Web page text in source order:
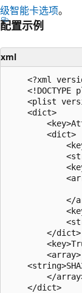
级智能卡选项。
配置示例
xml
<?xml
<!DOCTYPE
<plist
    <dict>
        <dict>
</
        </dict>
        <array>
</
    </dict>